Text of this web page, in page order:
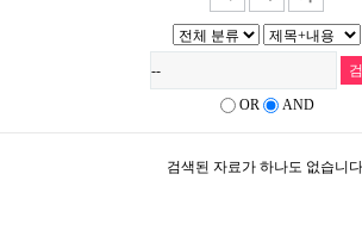
OR AND
검색된 자료가 하나도 없습니